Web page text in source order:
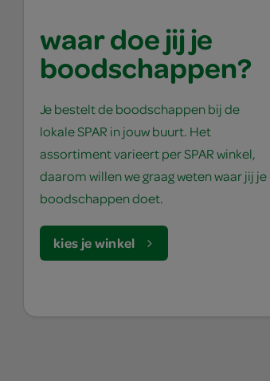
waar doe jij je
boodschappen?
Je bestelt de boodschappen bij de
lokale SPAR in jouw buurt. Het
assortiment varieert per SPAR winkel,
daarom willen we graag weten waar jij je
boodschappen doet.
kies je winkel